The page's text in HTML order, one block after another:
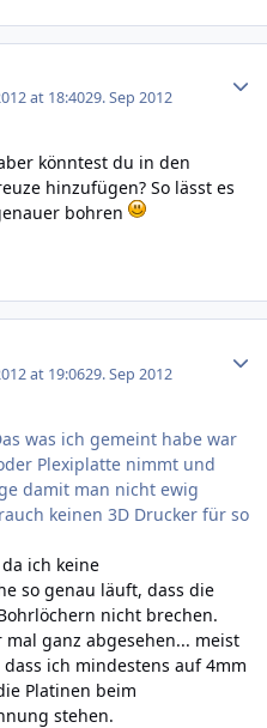
at 18:4029. Sep 2012
könntest du in den
hinzufügen? So lässt es
bohren
at 19:0629. Sep 2012
was ich gemeint habe war
Plexiplatte nimmt und
damit man nicht ewig
keinen 3D Drucker für so
ich keine
so genau läuft, dass die
nicht brechen.
ganz abgesehen... meist
ich mindestens auf 4mm
Platinen beim
stehen.